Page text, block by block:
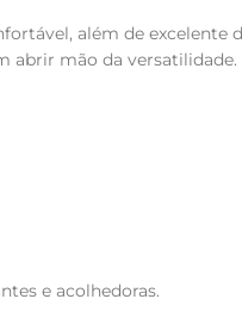
além de
abrir mão da versatilidade.
e acolhedoras.